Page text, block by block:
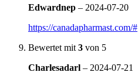
Edwardnep – 2024-07-20
https://canadapharmast.com/#
Bewertet mit 3 von 5
Charlesadarl – 2024-07-21